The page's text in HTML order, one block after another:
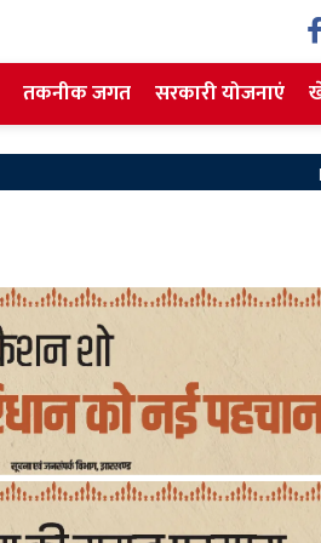
तकनीक जगत सरकारी योजनाएं
Koderma News: